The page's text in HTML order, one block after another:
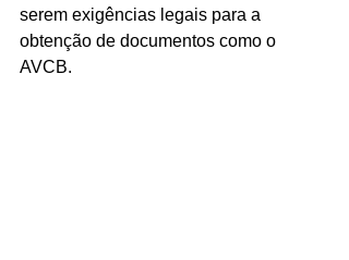
serem exigências legais para a
obtenção de documentos como o
AVCB.